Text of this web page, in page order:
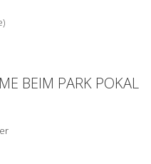
BEIM PARK POKAL